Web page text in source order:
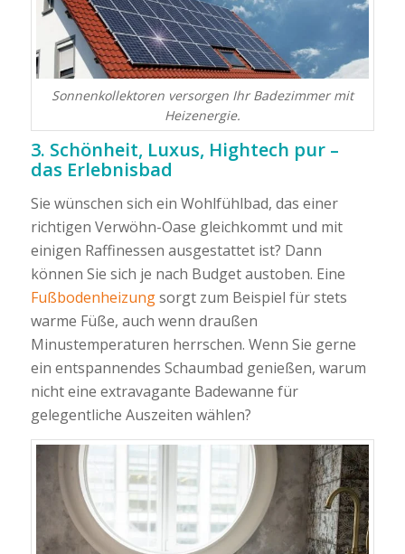
Sonnenkollektoren versorgen Ihr Badezimmer mit
Heizenergie.
3. Schönheit, Luxus, Hightech pur –
das Erlebnisbad
Sie wünschen sich ein Wohlfühlbad, das einer
richtigen Verwöhn-Oase gleichkommt und mit
einigen Raffinessen ausgestattet ist? Dann
können Sie sich je nach Budget austoben. Eine
Fußbodenheizungsorgt zum Beispiel für stets
warme Füße, auch wenn draußen
Minustemperaturen herrschen. Wenn Sie gerne
ein entspannendes Schaumbad genießen, warum
nicht eine extravagante Badewanne für
gelegentliche Auszeiten wählen?